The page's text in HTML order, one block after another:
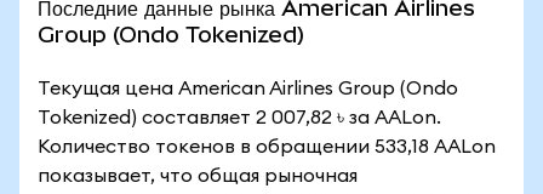
Последние данные рынка American Airlines
Group (Ondo Tokenized)
Текущая цена American Airlines Group (Ondo
Tokenized) составляет 2 007,82 ৳ за AALon.
Количество токенов в обращении 533,18 AALon
показывает, что общая рыночная